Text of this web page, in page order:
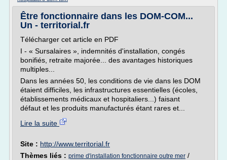
Être fonctionnaire dans les DOM-COM...
Un - territorial.fr
Télécharger cet article en PDF
I - « Sursalaires », indemnités d'installation, congés
bonifiés, retraite majorée... des avantages historiques
multiples...
Dans les années 50, les conditions de vie dans les DOM
étaient difficiles, les infrastructures essentielles (écoles,
établissements médicaux et hospitaliers...) faisant
défaut et les produits manufacturés étant rares et...
Lire la suite
Site : http://www.territorial.fr
Thèmes liés : prime d'installation fonctionnaire outre mer /